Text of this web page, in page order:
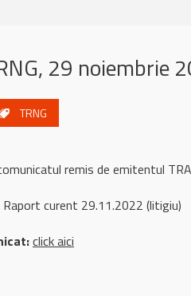
29 noiembrie
TRNG
remis de emitentul
Raport curent 29.11.2022 (litigiu)
click aici